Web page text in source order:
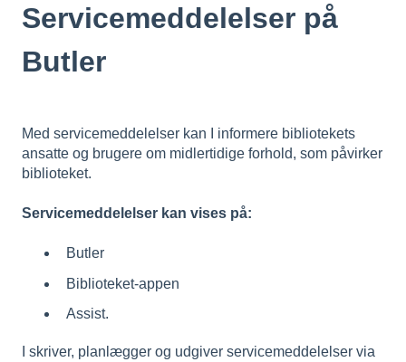
Servicemeddelelser på
Butler
Med servicemeddelelser kan I informere bibliotekets
ansatte og brugere om midlertidige forhold, som påvirker
biblioteket.
Servicemeddelelser kan vises på:
Butler
Biblioteket-appen
Assist.
I skriver, planlægger og udgiver servicemeddelelser via